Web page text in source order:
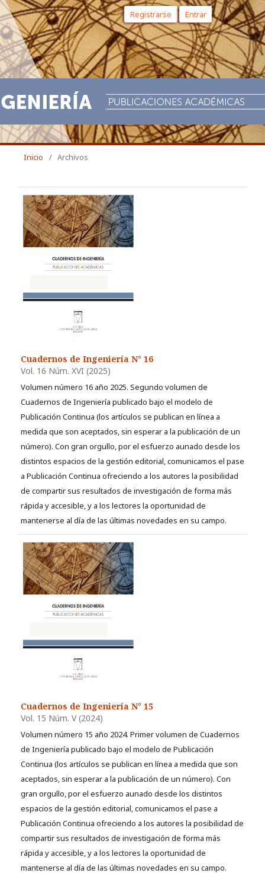
Registrarse Entrar
Inicio / Archivos
Cuadernos de Ingeniería N° 16
Vol. 16 Núm. XVI (2025)
Volumen número 16 año 2025. Segundo volumen de
Cuadernos de Ingeniería publicado bajo el modelo de
Publicación Continua (los artículos se publican en línea a
medida que son aceptados, sin esperar a la publicación de un
número). Con gran orgullo, por el esfuerzo aunado desde los
distintos espacios de la gestión editorial, comunicamos el pase
a Publicación Continua ofreciendo a los autores la posibilidad
de compartir sus resultados de investigación de forma más
rápida y accesible, y a los lectores la oportunidad de
mantenerse al día de las últimas novedades en su campo.
Cuadernos de Ingeniería N° 15
Vol. 15 Núm. V (2024)
Volumen número 15 año 2024. Primer volumen de Cuadernos
de Ingeniería publicado bajo el modelo de Publicación
Continua (los artículos se publican en línea a medida que son
aceptados, sin esperar a la publicación de un número). Con
gran orgullo, por el esfuerzo aunado desde los distintos
espacios de la gestión editorial, comunicamos el pase a
Publicación Continua ofreciendo a los autores la posibilidad de
compartir sus resultados de investigación de forma más
rápida y accesible, y a los lectores la oportunidad de
mantenerse al día de las últimas novedades en su campo.